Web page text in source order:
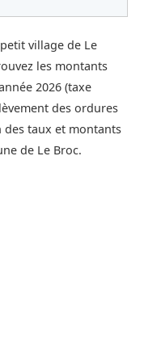
village de Le
les montants
2026 (taxe
des ordures
des taux et montants
de Le Broc.